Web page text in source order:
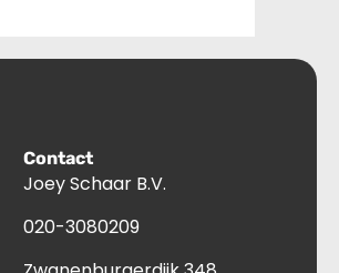
Contact
Joey Schaar B.V.
020-3080209